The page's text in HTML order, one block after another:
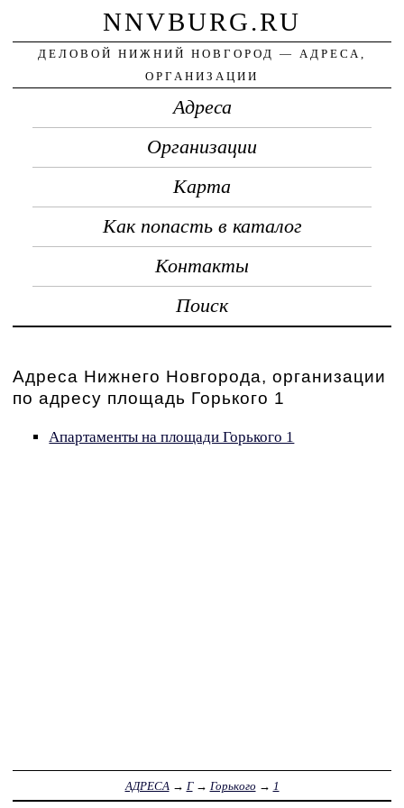
NNVBURG.RU
ДЕЛОВОЙ НИЖНИЙ НОВГОРОД — АДРЕСА,
ОРГАНИЗАЦИИ
Адреса
Организации
Карта
Как попасть в каталог
Контакты
Поиск
Адреса Нижнего Новгорода, организации
по адресу площадь Горького 1
Апартаменты на площади Горького 1
АДРЕСА → Г→ Горького → 1